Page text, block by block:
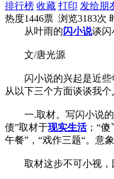
排行榜 收藏 打印 发给朋
热度1446票 浏览3183次
从叶雨的闪小说谈闪
文/唐光源
闪小说的兴起是近些
从以下三个方面谈谈我
一.取材。写闪小说的
债”取材于现实生活；“傻
午餐”，“戏作三题“。意
取材这步不可小视，因